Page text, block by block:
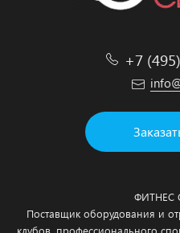
+7
ФИТНЕС
Поставщик оборудования и